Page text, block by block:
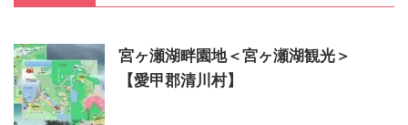
宮ヶ瀬湖畔園地＜宮ヶ瀬湖観光＞
【愛甲郡清川村】